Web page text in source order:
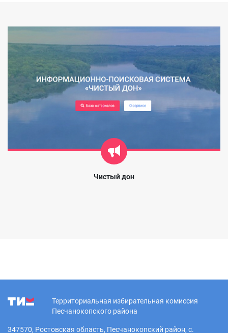
Чистый дон
Территориальная избирательная комиссия
Песчанокопского района
347570, Ростовская область, Песчанокопский район, с.